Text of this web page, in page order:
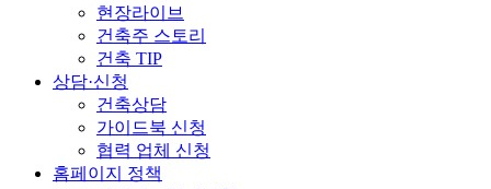
현장라이브
건축주 스토리
건축 TIP
상담·신청
건축상담
가이드북 신청
협력 업체 신청
홈페이지 정책